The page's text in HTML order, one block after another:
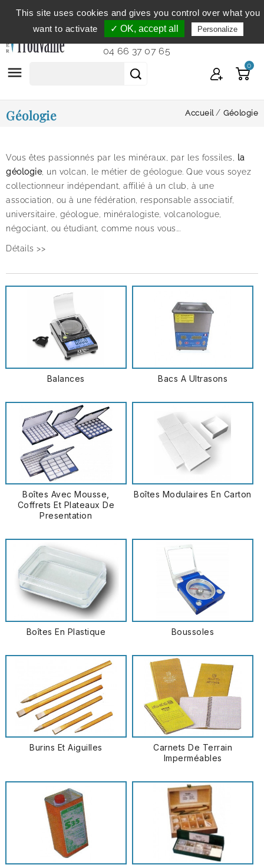
Service clientèle
du lundi au vendredi de 9h à 12h et
de 14h à 18h...
04 66 37 07 65
 0
Géologie Accueil Géologie
Vous êtes passionnés par les minéraux, par les fossiles,
la
géologie, un volcan, le métier de géologue. Que vous soyez
collectionneur indépendant, affilié à un club, à une
association, ou à une fédération, responsable associatif,
universitaire, géologue, minéralogiste, volcanologue,
négociant, ou étudiant, comme nous vous...
Détails >>
Balances Bacs A Ultrasons
Boîtes Avec Mousse,
Coffrets Et Plateaux De
Presentation
Boîtes Modulaires En Carton
Boîtes En Plastique Boussoles
Burins Et Aiguilles
Carnets De Terrain
Imperméables
This site uses cookies and gives you control over what you
want to activate
✓ OK, accept all Personalize